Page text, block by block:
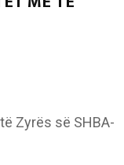
Zyrës së SHBA-